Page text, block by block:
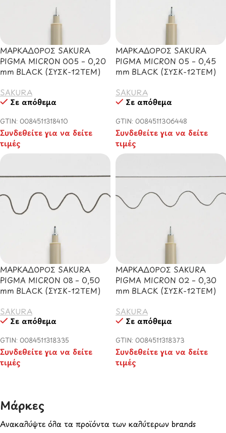
ΜΑΡΚΑΔΟΡΟΣ SAKURA
PIGMA MICRON 005 – 0,20
mm BLACK (ΣΥΣΚ-12ΤΕΜ)
SAKURA
Σε απόθεμα
GTIN: 0084511318410
Συνδεθείτε για να δείτε
τιμές
ΜΑΡΚΑΔOΡΟΣ SAKURA
PIGMA MICRON 05 – 0,45
mm BLACK (ΣΥΣΚ-12ΤΕΜ)
SAKURA
Σε απόθεμα
GTIN: 0084511306448
Συνδεθείτε για να δείτε
τιμές
ΜΑΡΚΑΔΟΡΟΣ SAKURA
PIGMA MICRON 08 – 0,50
mm BLACK (ΣΥΣΚ-12ΤΕΜ)
SAKURA
Σε απόθεμα
GTIN: 0084511318335
Συνδεθείτε για να δείτε
τιμές
ΜΑΡΚΑΔΟΡΟΣ SAKURA
PIGMA MICRON 02 – 0,30
mm BLACK (ΣΥΣΚ-12ΤΕΜ)
SAKURA
Σε απόθεμα
GTIN: 0084511318373
Συνδεθείτε για να δείτε
τιμές
Μάρκες​
Ανακαλύψτε όλα τα προϊόντα των καλύτερων brands